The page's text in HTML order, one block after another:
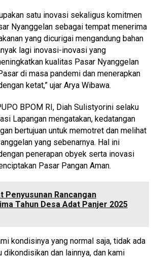
satu inovasi sekaligus komitmen
Nyanggelan sebagai tempat menerima
yang dicurigai mengandung bahan
lagi inovasi-inovasi yang
kualitas Pasar Nyanggelan
di masa pandemi dan menerapkan
ketat,” ujar Arya Wibawa.
BPOM RI, Diah Sulistyorini selaku
Lapangan mengatakan, kedatangan
bertujuan untuk memotret dan melihat
yang sebenarnya. Hal ini
penerapan obyek serta inovasi
Pasar Pangan Aman.
Penyusunan Rancangan
Tahun Desa Adat Panjer 2025
kondisinya yang normal saja, tidak ada
dikondisikan dan lainnya, dan kami